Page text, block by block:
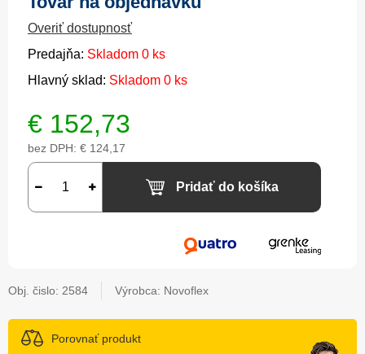
Overiť dostupnosť
Predajňa: Skladom 0 ks
Hlavný sklad: Skladom 0 ks
€ 152,73
bez DPH: € 124,17
Pridať do košíka
Obj. čislo: 2584 Výrobca: Novoflex
Porovnať produkt